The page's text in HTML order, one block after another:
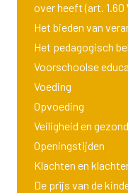
over heeft (art. 1.60
Het bieden van
Het pedagogisch
Voorschoolse
Voeding
Opvoeding
Veiligheid en
Openingstijden
Klachten en
De prijs van de